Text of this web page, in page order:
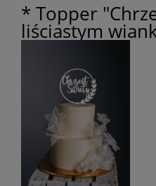
* Topper
liściastym